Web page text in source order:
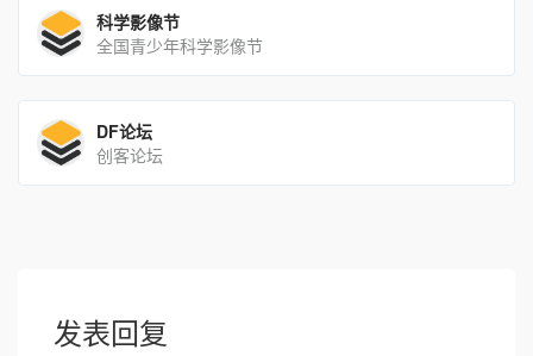
科学影像节
全国青少年科学影像节
DF论坛
创客论坛
发表回复